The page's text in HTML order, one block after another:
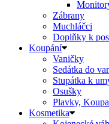
Zábrany
Muchláčci
Doplňky k
Koupání
Vaničky
Sedátka do
Stupátka k
Osušky
Plavky,
Kosmetika